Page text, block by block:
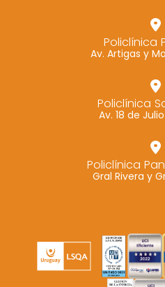
Policlínica
Av. Artigas y
Policlínica
Av. 18 de
Policlínica
Gral Rivera y